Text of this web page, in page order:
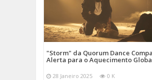
"Storm" da Quorum Dance
Alerta para o Aquecimento
28 Janeiro 2025 0 K